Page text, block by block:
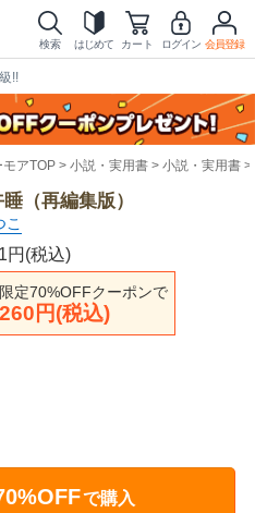
検索 はじめて カート ログイン 会員登録
!!
アTOP 小説・実用書 小説・実用書
（再編集版）
こ
円(税込)
定70%OFFクーポンで
円(税込)
で購入